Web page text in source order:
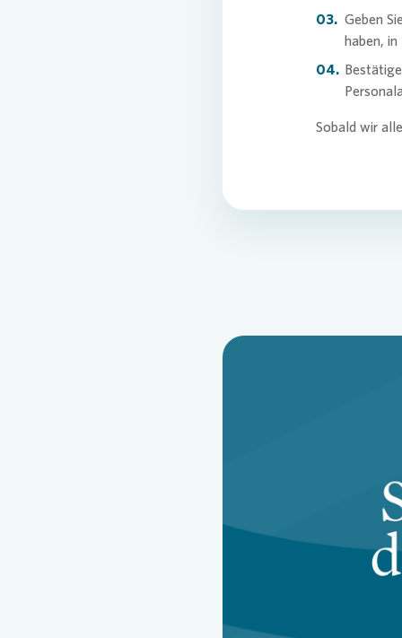
Geben
haben,
Sobald wir